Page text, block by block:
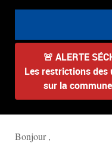
🚨 ALERTE
Les restrictions des
sur la
Bonjour ,